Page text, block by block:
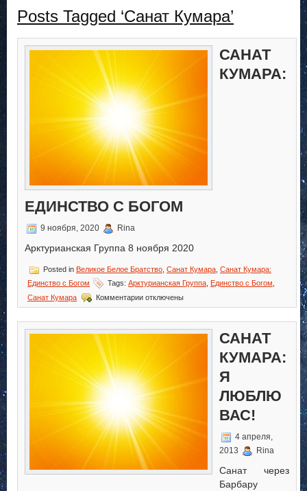
Posts Tagged ‘Санат Кумара’
САНАТ
КУМАРА:
ЕДИНСТВО С БОГОМ
9 ноября, 2020 Rina
Арктурианская Группа 8 ноября 2020
Posted in Великое Белое Братство Санат Кумара Санат Кумара:
Единство с Богом
Tags: Арктурианская Группа Единство с Богом
Санат Кумара
Комментариик
записи
Кумара:
отключены
САНАТ
КУМАРА:
Я
ЛЮБЛЮ
ВАС!
4 апреля,
2013
Rina
Санат через
Барбару